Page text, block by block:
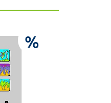
%